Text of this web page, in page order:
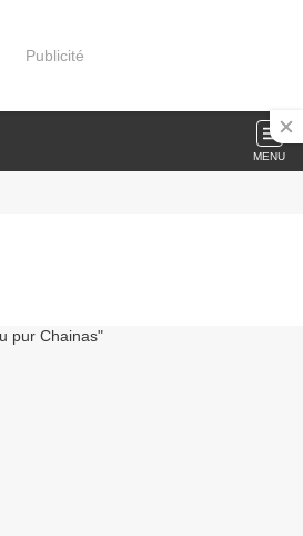
Publicité
MENU